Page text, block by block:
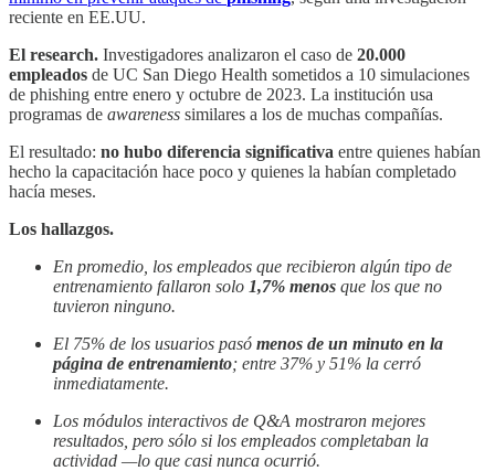
reciente en EE.UU.
El research. Investigadores analizaron el caso de 20.000
empleados de UC San Diego Health sometidos a 10 simulaciones
de phishing entre enero y octubre de 2023. La institución usa
programas de awareness similares a los de muchas compañías.
El resultado: no hubo diferencia significativa entre quienes habían
hecho la capacitación hace poco y quienes la habían completado
hacía meses.
Los hallazgos.
En promedio, los empleados que recibieron algún tipo de
entrenamiento fallaron solo 1,7% menos que los que no
tuvieron ninguno.
El 75% de los usuarios pasó menos de un minuto en la
página de entrenamiento; entre 37% y 51% la cerró
inmediatamente.
Los módulos interactivos de Q&A mostraron mejores
resultados, pero sólo si los empleados completaban la
actividad —lo que casi nunca ocurrió.